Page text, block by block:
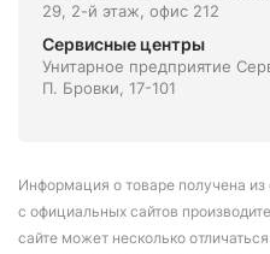
29, 2-й этаж, офис 212
Сервисные центры
Унитарное предприятие
П. Бровки, 17-101
Информация о товаре получена
с официальных сайтов
сайте может несколько